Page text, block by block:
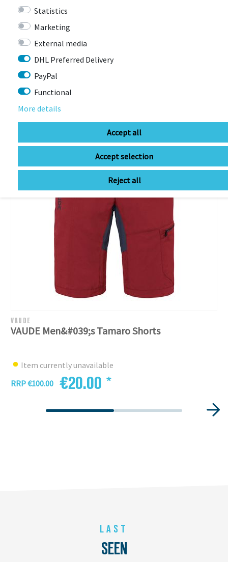
YOU COULD ALSO BE
INTERESTED IN
-80%
VAUDE
VAUDE Men&#039;s Tamaro Shorts
Item currently unavailable
RRP €100.00
€20.00 *
LAST
SEEN
Statistics
Marketing
External media
DHL Preferred Delivery
PayPal
Functional
More details
Accept all
Accept selection
Reject all